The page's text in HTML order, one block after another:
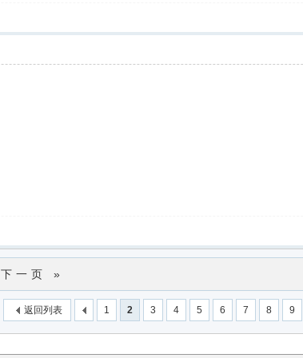
下一页 »
1 2 3 4 5 6 7 8 9
返回列表